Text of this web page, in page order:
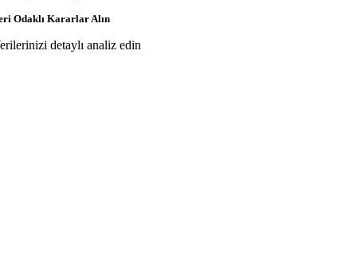
Odaklı Kararlar Alın
detaylı analiz edin